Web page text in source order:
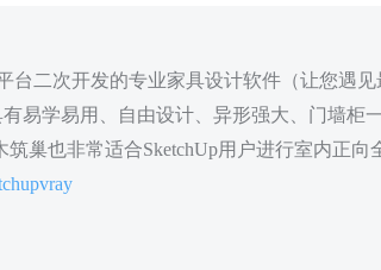
台二次开发的专业家具设计软件（让您遇见
易学易用、自由设计、异形强大、门墙柜
巢也非常适合SketchUp用户进行室内正向